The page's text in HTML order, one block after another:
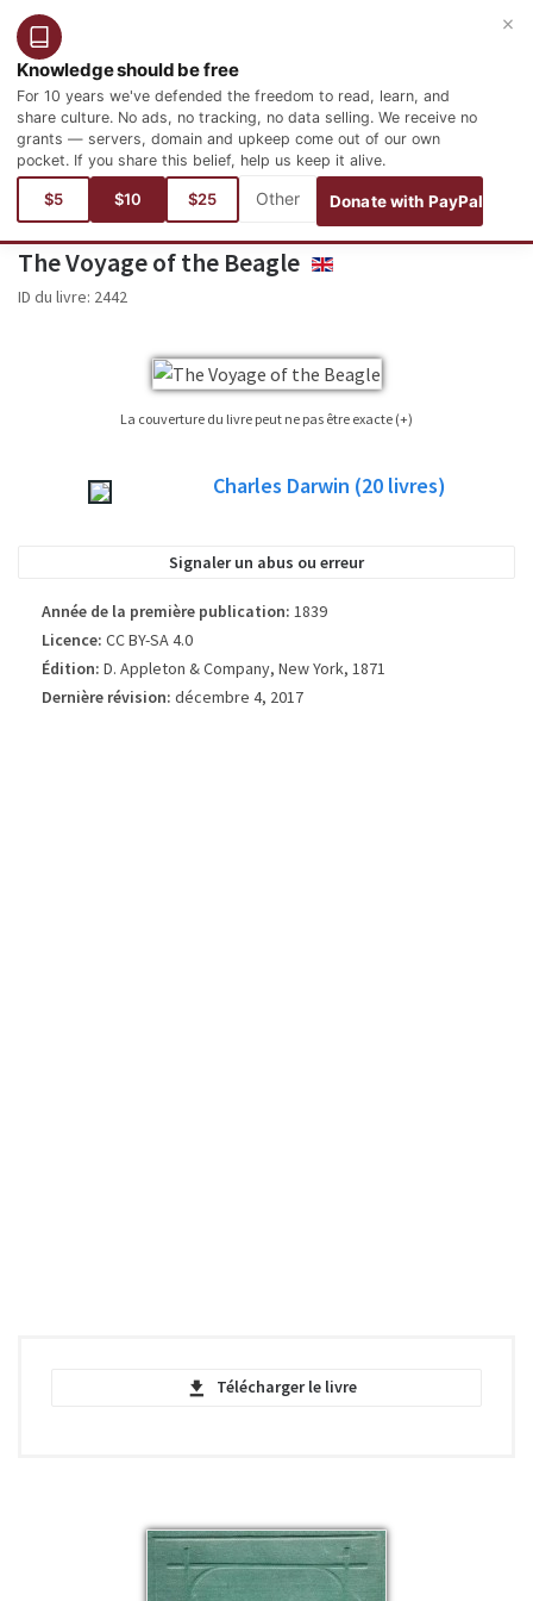
Français
Knowledge should be free
For 10 years we've defended the freedom to read, learn, and
share culture. No ads, no tracking, no data selling. We receive no
grants — servers, domain and upkeep come out of our own
pocket. If you share this belief, help us keep it alive.
$5 $10 $25 Donate with PayPal
×
Vous êtes ici :Langues Anglais
History and Geography
Biographies and Autobiographies
The Voyage of the Beagle ENGLISH
ID du livre: 2442
La couverture du livre peut ne pas être exacte (+)
édition. S'il vous plaît considérer cela seulement comme une image de
Charles Darwin (20 livres)
Signaler un abus ou erreur
Année de la première publication: 1839
Licence: CC BY-SA 4.0
Édition: D. Appleton & Company, New York, 1871
Dernière révision: décembre 4, 2017
Télécharger le livre
The Voyage of the Beagle - Charles
Darwin - FACSIMIL - PDF
pdf | 18.05 MB | 785 téléchargements